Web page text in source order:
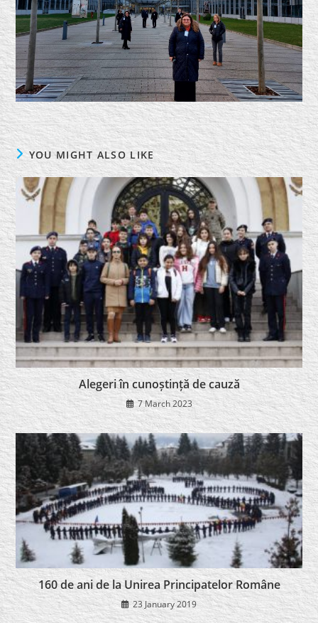
YOU MIGHT ALSO LIKE
Alegeri în cunoștință de cauză
7 March 2023
160 de ani de la Unirea Principatelor Române
23 January 2019